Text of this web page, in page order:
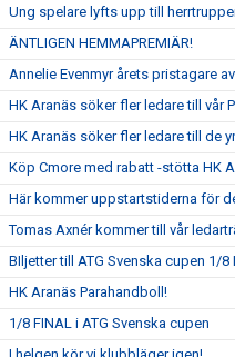
Ung spelare lyfts upp till
ÄNTLIGEN HEMMAPREMIÄR!
Annelie Evenmyr årets pristagare
HK Aranäs söker fler ledare till vår
HK Aranäs söker fler ledare till de
Köp Cmore med rabatt -stötta HK
Här kommer uppstartstiderna för
Tomas Axnér kommer till vår
BIljetter till ATG Svenska cupen 1/8
HK Aranäs Parahandboll!
1/8 FINAL i ATG Svenska cupen